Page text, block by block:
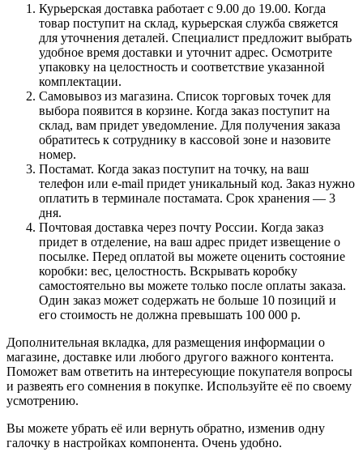
Курьерская доставка работает с 9.00 до 19.00. Когда
товар поступит на склад, курьерская служба свяжется
для уточнения деталей. Специалист предложит выбрать
удобное время доставки и уточнит адрес. Осмотрите
упаковку на целостность и соответствие указанной
комплектации.
Самовывоз из магазина. Список торговых точек для
выбора появится в корзине. Когда заказ поступит на
склад, вам придет уведомление. Для получения заказа
обратитесь к сотруднику в кассовой зоне и назовите
номер.
Постамат. Когда заказ поступит на точку, на ваш
телефон или e-mail придет уникальный код. Заказ нужно
оплатить в терминале постамата. Срок хранения — 3
дня.
Почтовая доставка через почту России. Когда заказ
придет в отделение, на ваш адрес придет извещение о
посылке. Перед оплатой вы можете оценить состояние
коробки: вес, целостность. Вскрывать коробку
самостоятельно вы можете только после оплаты заказа.
Один заказ может содержать не больше 10 позиций и
его стоимость не должна превышать 100 000 р.
Дополнительная вкладка, для размещения информации о
магазине, доставке или любого другого важного контента.
Поможет вам ответить на интересующие покупателя вопросы
и развеять его сомнения в покупке. Используйте её по своему
усмотрению.
Вы можете убрать её или вернуть обратно, изменив одну
галочку в настройках компонента. Очень удобно.